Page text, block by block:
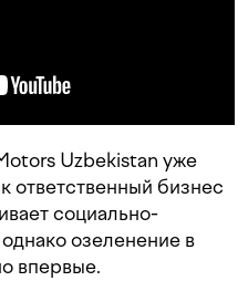
Uzbekistan уже
ответственный бизнес
социально-
озеленение в
впервые.